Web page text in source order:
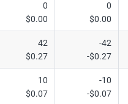
130円 39,680円
140円 37,180円
4円 86,230円
0
$0.00
0
$0.00
42
$0.27
-42
-$0.27
10
$0.07
-10
-$0.07